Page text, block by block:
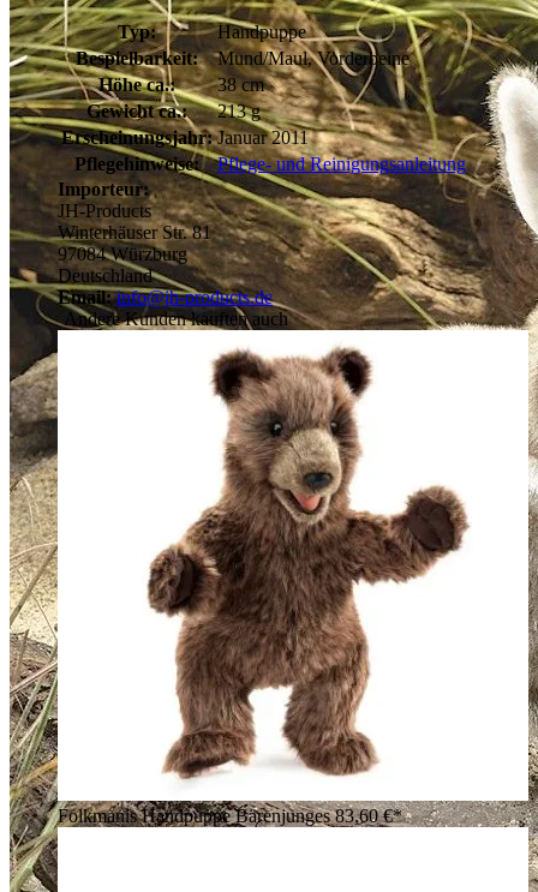
Typ:
Handpuppe
Bespielbarkeit:
Mund/Maul, Vorderbeine
Höhe ca.:
38 cm
Gewicht ca.:
213 g
Erscheinungsjahr: Januar 2011
Pflegehinweise:
Pflege- und Reinigungsanleitung
Importeur:
JH-Products
Winterhäuser Str. 81
97084 Würzburg
Deutschland
Email: info@jh-products.de
Andere Kunden kauften auch
Folkmanis Handpuppe Bärenjunges83,60 €*